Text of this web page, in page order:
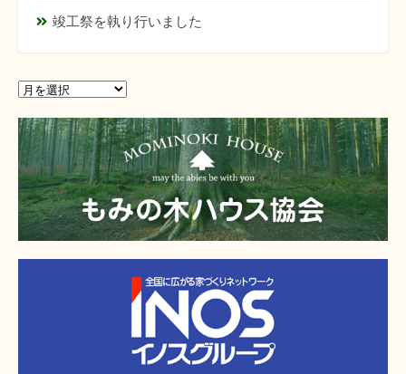
竣工祭を執り行いました
ア
カ
イ
ブ
ア
カ
イ
ブ